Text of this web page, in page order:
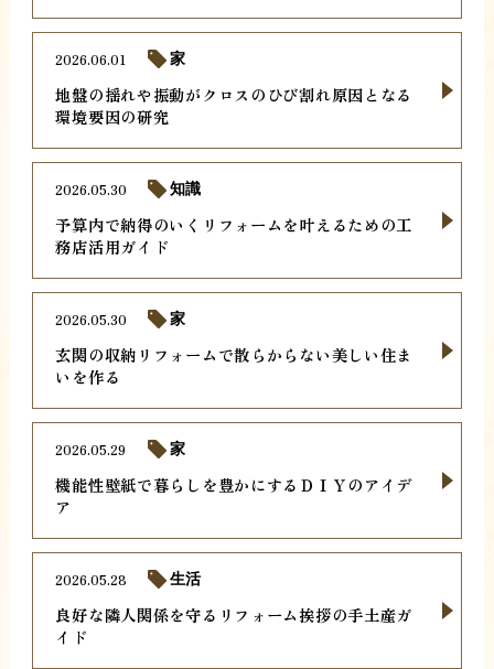
地盤の揺れや振動がクロスのひび割れ原因となる
環境要因の研究
2026.06.01 家
予算内で納得のいくリフォームを叶えるための工
務店活用ガイド
2026.05.30 知識
玄関の収納リフォームで散らからない美しい住ま
いを作る
2026.05.30 家
機能性壁紙で暮らしを豊かにするＤＩＹのアイデ
ア
2026.05.29 家
良好な隣人関係を守るリフォーム挨拶の手土産ガ
イド
2026.05.28 生活